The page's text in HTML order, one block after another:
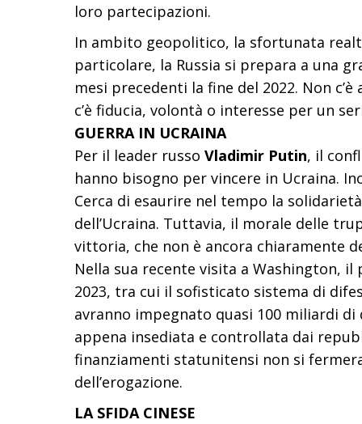
loro partecipazioni.
In ambito geopolitico, la sfortunata
particolare, la Russia si prepara a una
mesi precedenti la fine del 2022. Non
c’è fiducia, volontà o interesse per un
GUERRA IN UCRAINA
Per il leader russo Vladimir Putin, il
hanno bisogno per vincere in Ucraina.
Cerca di esaurire nel tempo la
dell’Ucraina. Tuttavia, il morale delle
vittoria, che non è ancora chiaramente
Nella sua recente visita a Washington, il
2023, tra cui il sofisticato sistema di
avranno impegnato quasi 100 miliardi
appena insediata e controllata dai
finanziamenti statunitensi non si
dell’erogazione.
LA SFIDA CINESE